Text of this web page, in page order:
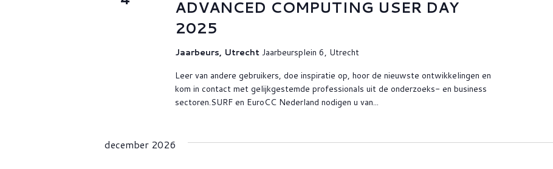
ADVANCED COMPUTING USER DAY
2025
Jaarbeurs, UtrechtJaarbeursplein 6, Utrecht
Leer van andere gebruikers, doe inspiratie op, hoor de nieuwste ontwikkelingen en
kom in contact met gelijkgestemde professionals uit de onderzoeks- en business
sectoren.SURF en EuroCC Nederland nodigen u van...
december 2026